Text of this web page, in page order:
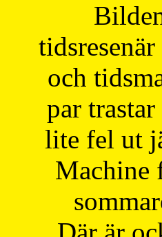
och
par
lite fel ut
Machine